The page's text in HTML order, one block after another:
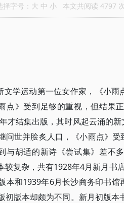
择字号： 大 中 小 本文共阅读 4797
文学运动第一位女作家，《小
点》受到足够的重视，但结果
才结集出版，其时风起云涌的
问世并脍炙人口，《小雨点》
与胡适的新诗《尝试集》差不
较复杂，共有1928年4月新月书
本和1939年6月长沙商务印书
初版本却颇为不同。新月初版